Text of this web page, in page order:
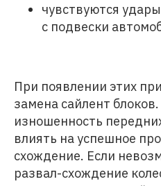
чувствуются
с подвески
При появлении этих
замена сайлент
изношенность
влиять на успешное
схождение. Если
развал-схождение